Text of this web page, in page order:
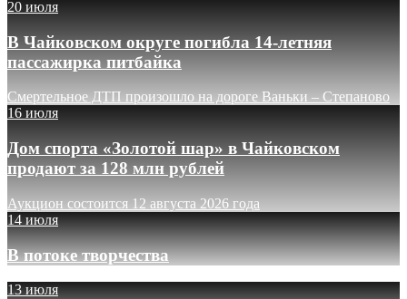
20 июля
В Чайковском округе погибла 14-летняя
пассажирка питбайка
Смертельное ДТП произошло на дороге Ваньки – Степаново
16 июля
Дом спорта «Золотой шар» в Чайковском
продают за 128 млн рублей
Аукцион состоится 12 августа 2026 года
14 июля
В потоке творчества
13 июля